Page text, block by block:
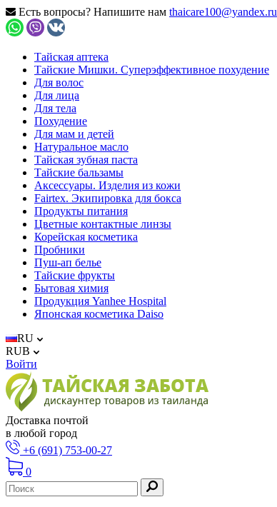
Есть вопросы? Напишите нам thaicare100@yandex.ru
Тайская аптека
Тайские Мишки. Суперэффективное похудение
Для волос
Для лица
Для тела
Похудение
Для мам и детей
Натуральное масло
Тайская зубная паста
Тайские бальзамы
Аксессуары. Изделия из кожи
Fairtex. Экипировка для бокса
Продукты питания
Цветные контактные линзы
Корейская косметика
Пробники
Пуш-ап белье
Тайские фрукты
Бытовая химия
Продукция Yanhee Hospital
Японская косметика Daiso
RU
RUB
Войти
Доставка почтой
в любой город
+6 (691) 753-00-27
0